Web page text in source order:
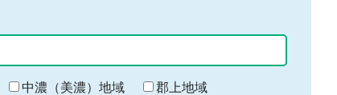
中濃（美濃）地域
郡上地域